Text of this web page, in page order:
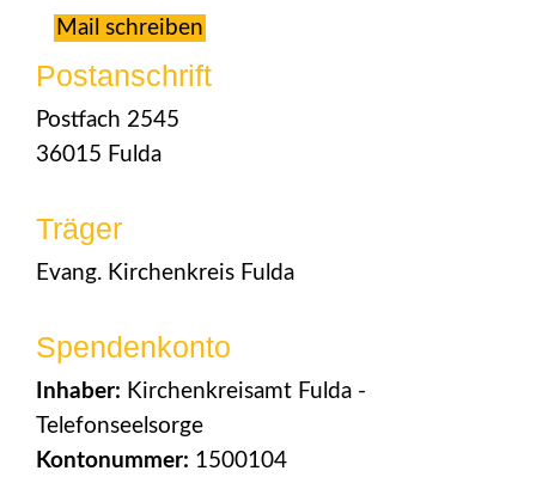
Mail schreiben
Postanschrift
Postfach 2545
36015 Fulda
Träger
Evang. Kirchenkreis Fulda
Spendenkonto
Inhaber: Kirchenkreisamt Fulda -
Telefonseelsorge
Kontonummer: 1500104